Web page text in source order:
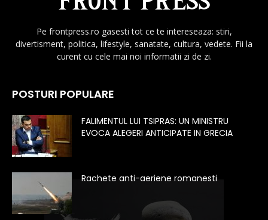
Pe frontpress.ro gasesti tot ce te intereseaza: stiri,
divertisment, politica, lifestyle, sanatate, cultura, vedete. Fii la
curent cu cele mai noi informatii zi de zi.
POSTURI POPULARE
FALIMENTUL LUI TSIPRAS: UN MINISTRU
EVOCA ALEGERI ANTICIPATE IN GRECIA
Rachete anti-aeriene romanesti